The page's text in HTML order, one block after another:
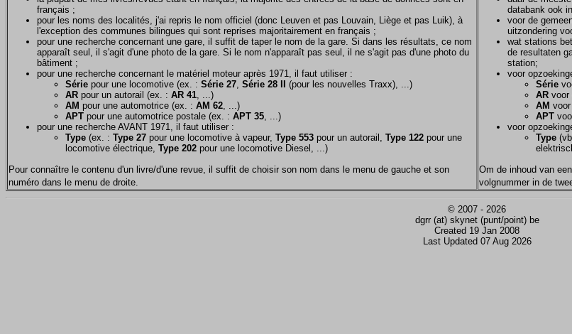
français ;
pour les noms des localités, j'ai repris le nom officiel (donc Leuven et pas Louvain, Liège et pas Luik), à
l'exception des communes bilingues qui sont reprises majoritairement en français ;
pour une recherche concernant une gare, il suffit de taper le nom de la gare. Si dans les résultats, ce nom
apparaît seul, il s'agit d'une photo de la gare. Si le nom n'apparaît pas seul, il ne s'agit pas d'une photo du
bâtiment ;
pour une recherche concernant le matériel moteur après 1971, il faut utiliser :
Série pour une locomotive (ex. : Série 27 Série 28 II
(pour les nouvelles Traxx), ...)
AR pour un autorail (ex. : AR 41 , ...)
AM pour une automotrice (ex. : AM 62 , ...)
APT pour une automotrice postale (ex. : APT 35 , ...)
pour une recherche AVANT 1971, il faut utiliser :
Type (ex. : Type 27 pour une locomotive à vapeur, Type 553 pour un autorail, Type 122 pour une
locomotive électrique, Type 202 pour une locomotive Diesel, ...)
Pour connaître le contenu d'un livre/d'une revue, il suffit de choisir son nom dans le menu de gauche et son
numéro dans le menu de droite.
databank ook
voor de
uitzondering
wat stations
de resultaten
station;
voor
Série
AR voor
AM
APT
voor
Type
Om de inhoud van
volgnummer in de
© 2007 - 2026
dgrr (at) skynet (punt/point) be
Created 19 Jan 2008
Last Updated 07 Aug 2026